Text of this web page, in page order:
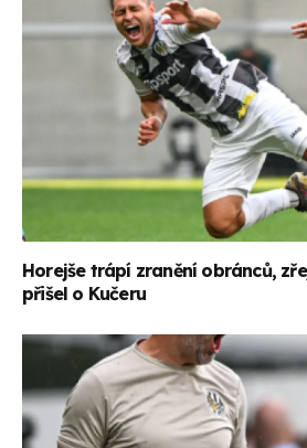
Horejše trápí zranění obránců,
přišel o Kučeru